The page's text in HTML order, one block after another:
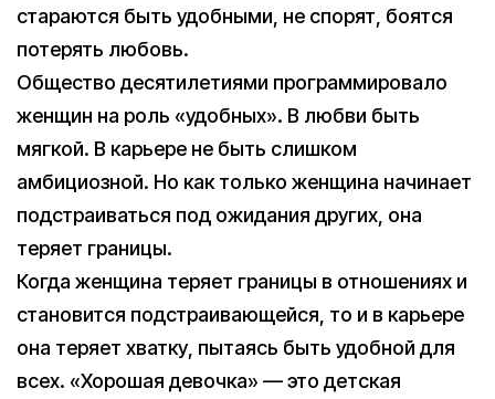
стараются быть удобными, не спорят, боятся
потерять любовь.
Общество десятилетиями программировало
женщин на роль «удобных». В любви быть
мягкой. В карьере не быть слишком
амбициозной. Но как только женщина начинает
подстраиваться под ожидания других, она
теряет границы.
Когда женщина теряет границы в отношениях и
становится подстраивающейся, то и в карьере
она теряет хватку, пытаясь быть удобной для
всех. «Хорошая девочка» — это детская